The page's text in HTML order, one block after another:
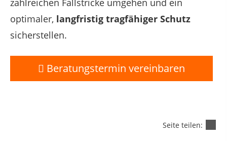
zahlreichen Fallstricke umgehen und ein
optimaler, langfristig tragfähiger Schutz
sicherstellen.
Beratungstermin vereinbaren
Seite teilen: